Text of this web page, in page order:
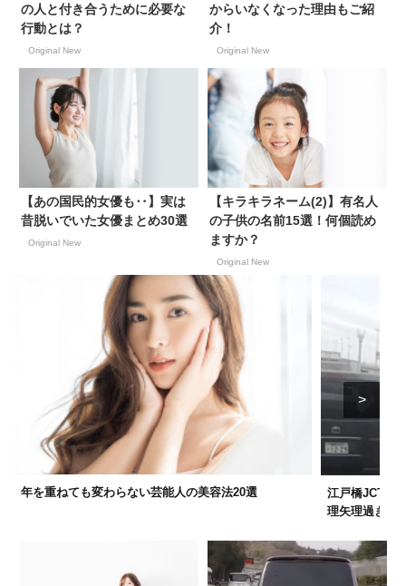
の人と付き合うために必要な
行動とは？
Original New
からいなくなった理由もご紹
介！
Original New
【あの国民的女優も‥】実は
昔脱いでいた女優まとめ30選
Original New
【キラキラネーム(2)】有名人
の子供の名前15選！何個読め
ますか？
Original New
年を重ねても変わらない芸能人の美容法20選
江戸橋JCT過
理矢理過ぎる